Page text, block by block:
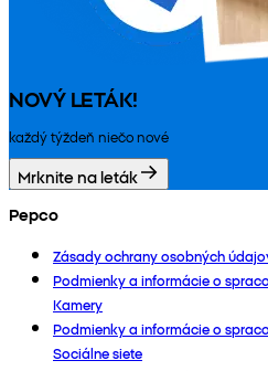
NOVÝ LETÁK!
každý týždeň niečo nové
Mrknite na leták
Pepco
Zásady ochrany osobných
Podmienky a informácie o
Kamery
Podmienky a informácie o
Sociálne siete